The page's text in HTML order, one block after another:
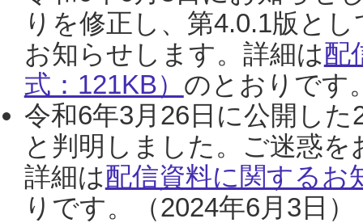
りを修正し、第4.0.1版と
お知らせします。詳細は配
式：121KB） のとおりです
令和6年3月26日に公開し
と判明しました。ご迷惑
詳細は配信資料に関するお
りです。（2024年6月3日）